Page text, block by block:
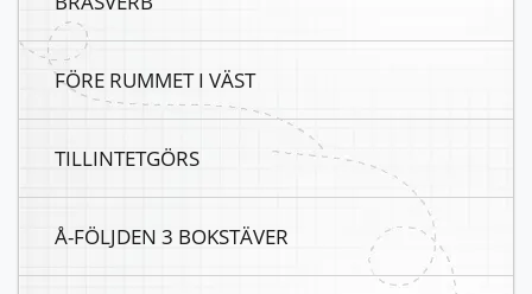
FÖRE RUMMET I VÄST
TILLINTETGÖRS
Å-FÖLJDEN 3 BOKSTÄVER